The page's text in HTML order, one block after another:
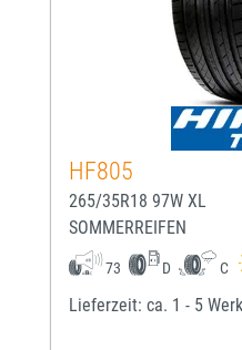
HF805
265/35R18 97W XL
SOMMERREIFEN
73 D C
Lieferzeit: ca. 1 - 5